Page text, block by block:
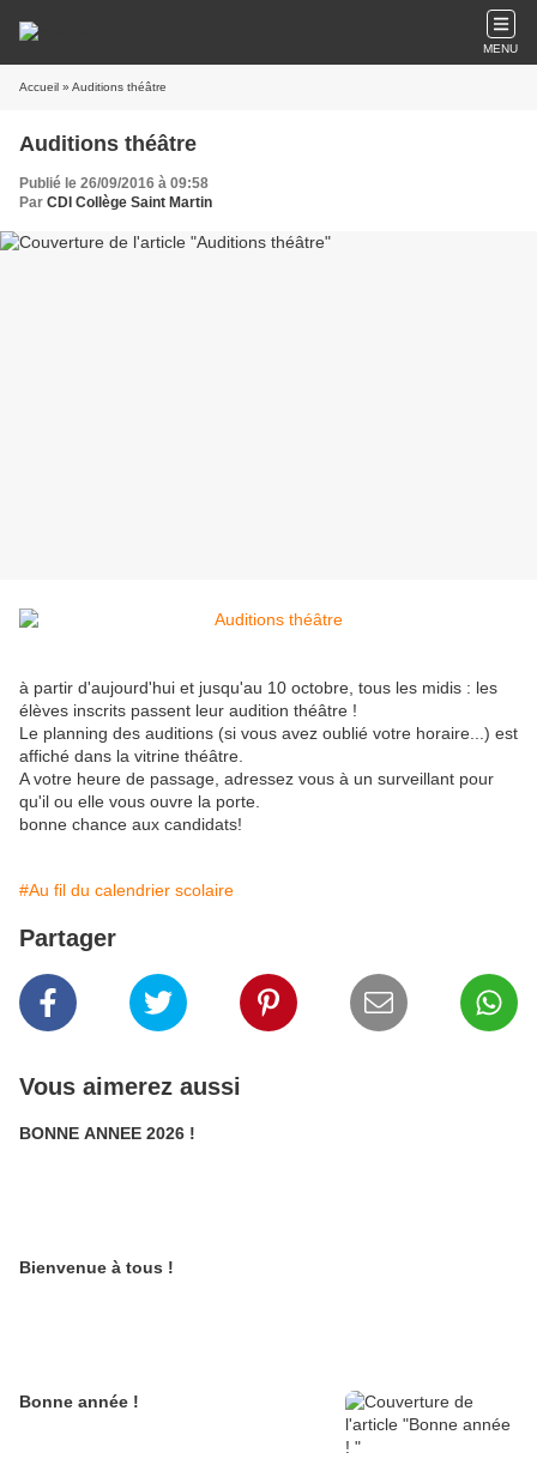
MENU
Accueil » Auditions théâtre
Auditions théâtre
Publié le 26/09/2016 à 09:58
Par CDI Collège Saint Martin
à partir d'aujourd'hui et jusqu'au 10 octobre, tous les midis : les
élèves inscrits passent leur audition théâtre !
Le planning des auditions (si vous avez oublié votre horaire...) est
affiché dans la vitrine théâtre.
A votre heure de passage, adressez vous à un surveillant pour
qu'il ou elle vous ouvre la porte.
bonne chance aux candidats!
#Au fil du calendrier scolaire
Partager
Vous aimerez aussi
BONNE ANNEE 2026 !
Bienvenue à tous !
Bonne année !